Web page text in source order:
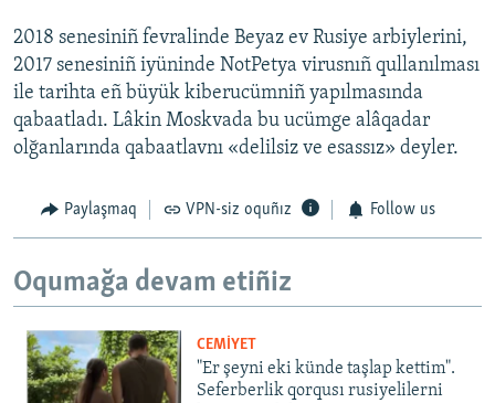
2018 senesiniñ fevralinde Beyaz ev Rusiye arbiylerini,
2017 senesiniñ iyüninde NotPetya virusnıñ qullanılması
ile tarihta eñ büyük kiberucümniñ yapılmasında
qabaatladı. Lâkin Moskvada bu ucümge alâqadar
olğanlarında qabaatlavnı «delilsiz ve esassız» deyler.
Paylaşmaq VPN-siz oquñız Follow us
Oqumağa devam etiñiz
CEMİYET
"Er şeyni eki künde taşlap kettim".
Seferberlik qorqusı rusiyelilerni